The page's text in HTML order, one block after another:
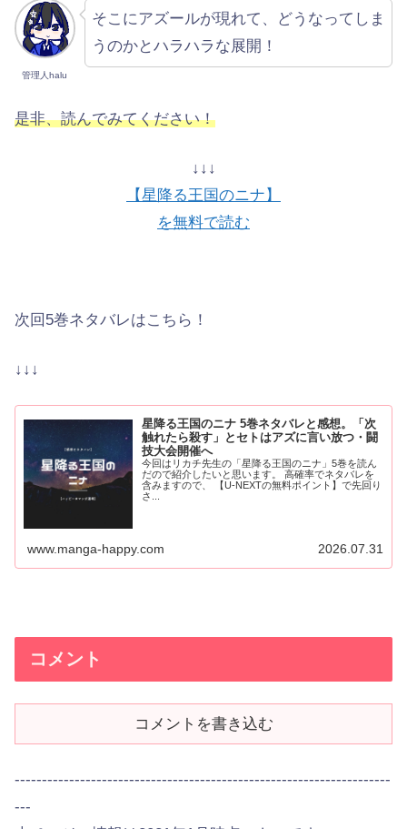
管理人halu
そこにアズールが現れて、どうなってしま
うのかとハラハラな展開！
是非、読んでみてください！
↓↓↓
【星降る王国のニナ】
を無料で読む
次回5巻ネタバレはこちら！
↓↓↓
星降る王国のニナ 5巻ネタバレと感想。「次
触れたら殺す」とセトはアズに言い放つ・闘
技大会開催へ
今回はリカチ先生の「星降る王国のニナ」5巻を読ん
だので紹介したいと思います。 高確率でネタバレを
含みますので、 【U-NEXTの無料ポイント】で先回り
さ...
www.manga-happy.com 2026.07.31
コメント
コメントを書き込む
---------------------------------------------------------------------
---